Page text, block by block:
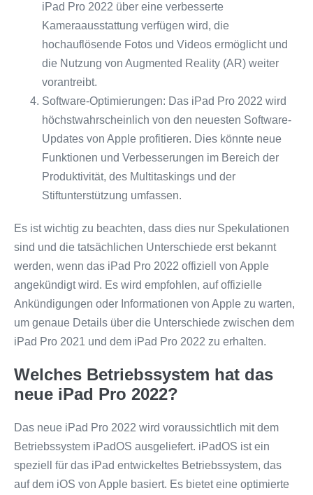
iPad Pro 2022 über eine verbesserte
Kameraausstattung verfügen wird, die
hochauflösende Fotos und Videos ermöglicht und
die Nutzung von Augmented Reality (AR) weiter
vorantreibt.
Software-Optimierungen: Das iPad Pro 2022 wird
höchstwahrscheinlich von den neuesten Software-
Updates von Apple profitieren. Dies könnte neue
Funktionen und Verbesserungen im Bereich der
Produktivität, des Multitaskings und der
Stiftunterstützung umfassen.
Es ist wichtig zu beachten, dass dies nur Spekulationen
sind und die tatsächlichen Unterschiede erst bekannt
werden, wenn das iPad Pro 2022 offiziell von Apple
angekündigt wird. Es wird empfohlen, auf offizielle
Ankündigungen oder Informationen von Apple zu warten,
um genaue Details über die Unterschiede zwischen dem
iPad Pro 2021 und dem iPad Pro 2022 zu erhalten.
Welches Betriebssystem hat das
neue iPad Pro 2022?
Das neue iPad Pro 2022 wird voraussichtlich mit dem
Betriebssystem iPadOS ausgeliefert. iPadOS ist ein
speziell für das iPad entwickeltes Betriebssystem, das
auf dem iOS von Apple basiert. Es bietet eine optimierte